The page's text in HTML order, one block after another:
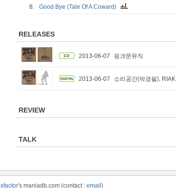
8. Good Bye (Tale Of A Coward)
RELEASES
2013-06-07 핑크문뮤직
2013-06-07 소리공간(박경필), RIAK
REVIEW
TALK
xfactor's maniadb.com (contact : email )